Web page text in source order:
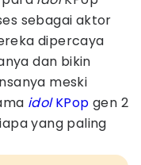
sebagai aktor
dipercaya
dan bikin
meski
idolKPop gen 2
yang paling